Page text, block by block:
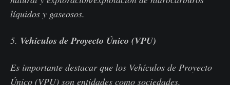
líquidos y gaseosos.
5. Vehículos de Proyecto Único (VPU)
Es importante destacar que los Vehículos de Proyecto
Único (VPU) son entidades como sociedades,